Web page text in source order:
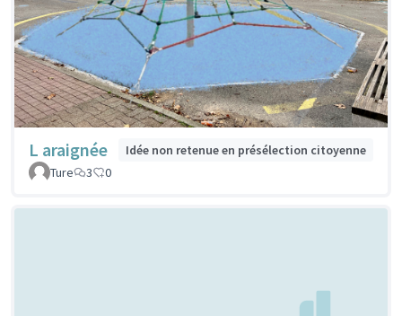
L araignée
Idée non retenue en présélection citoyenne
Ture
3 0